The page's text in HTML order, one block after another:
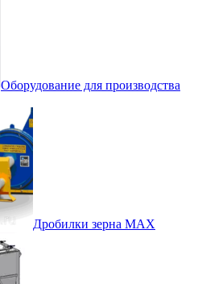
Оборудование для производства
Дробилки зерна МАХ